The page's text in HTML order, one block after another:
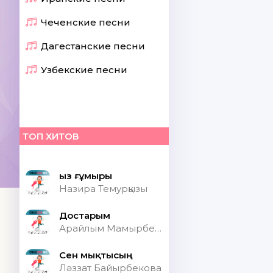
Чеченские песни
Дагестанские песни
Узбекские песни
ТОП ХИТОВ
Қыз ғұмыры
Назира Темурқызы
Достарым
Арайлым Мамырбекқызы
Сен мықтысың
Ләззат Байырбекова